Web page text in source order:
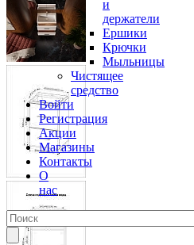
и
держатели
Ершики
Крючки
Мыльницы
Чистящее
средство
Войти
Регистрация
Акции
Магазины
Контакты
О
нас